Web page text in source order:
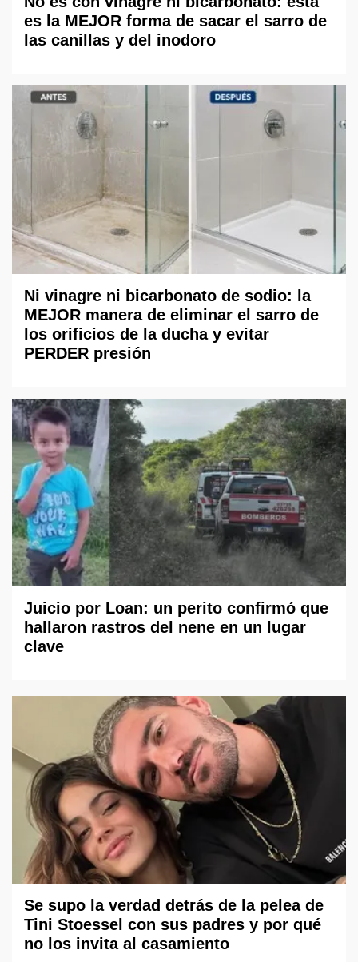
es la MEJOR forma de sacar el sarro de
las canillas y del inodoro
Ni vinagre ni bicarbonato de sodio: la
MEJOR manera de eliminar el sarro de
los orificios de la ducha y evitar
PERDER presión
Juicio por Loan: un perito confirmó que
hallaron rastros del nene en un lugar
clave
Se supo la verdad detrás de la pelea de
Tini Stoessel con sus padres y por qué
no los invita al casamiento